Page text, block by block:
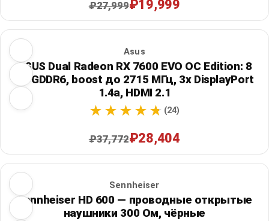
₽27,999₽19,999
Asus
ASUS Dual Radeon RX 7600 EVO OC Edition: 8
ГБ GDDR6, boost до 2715 МГц, 3x DisplayPort
1.4a, HDMI 2.1
(24)
₽37,772₽28,404
Sennheiser
Sennheiser HD 600 — проводные открытые
наушники 300 Ом, чёрные